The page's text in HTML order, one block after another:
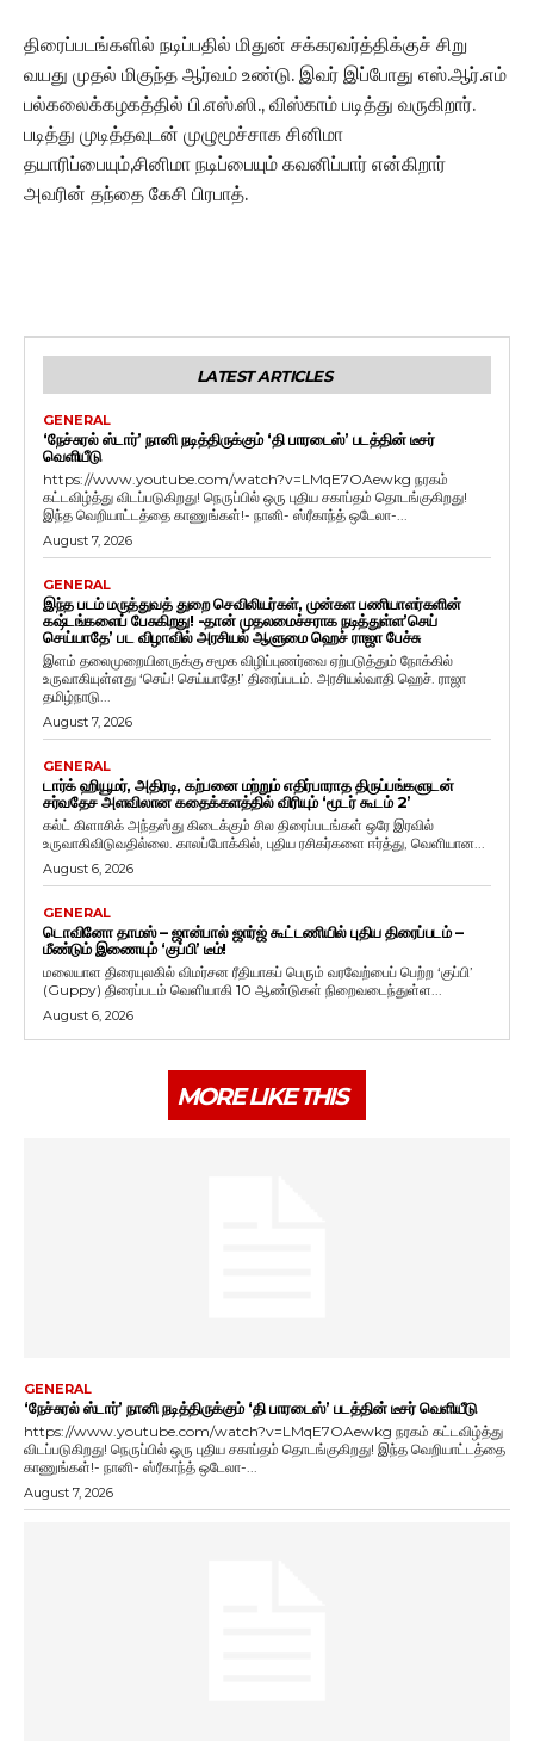
திரைப்படங்களில் நடிப்பதில் மிதுன் சக்கரவர்த்திக்குச் சிறு
வயது முதல் மிகுந்த ஆர்வம் உண்டு. இவர் இப்போது எஸ்.ஆர்.எம்
பல்கலைக்கழகத்தில் பி.எஸ்.ஸி., விஸ்காம் படித்து வருகிறார்.
படித்து முடித்தவுடன் முழுமூச்சாக சினிமா
தயாரிப்பையும்,சினிமா நடிப்பையும் கவனிப்பார் என்கிறார்
அவரின் தந்தை கேசி பிரபாத்.
LATEST ARTICLES
GENERAL
‘நேச்சுரல் ஸ்டார்’ நானி நடித்திருக்கும் ‘தி பாரடைஸ்’ படத்தின் டீசர்
வெளியீடு
https://www.youtube.com/watch?v=LMqE7OAewkg நரகம்
கட்டவிழ்த்து விடப்படுகிறது! நெருப்பில் ஒரு புதிய சகாப்தம் தொடங்குகிறது!
இந்த வெறியாட்டத்தை காணுங்கள்!- நானி- ஸ்ரீகாந்த் ஒடேலா-...
August 7, 2026
GENERAL
இந்த படம் மருத்துவத் துறை செவிலியர்கள், முன்கள பணியாளர்களின்
கஷ்டங்களைப் பேசுகிறது! -தான் முதலமைச்சராக நடித்துள்ள’செய்
செய்யாதே’ பட விழாவில் அரசியல் ஆளுமை ஹெச் ராஜா பேச்சு
இளம் தலைமுறையினருக்கு சமூக விழிப்புணர்வை ஏற்படுத்தும் நோக்கில்
உருவாகியுள்ளது ‘செய்! செய்யாதே!’ திரைப்படம். அரசியல்வாதி ஹெச். ராஜா
தமிழ்நாடு...
August 7, 2026
GENERAL
டார்க் ஹியூமர், அதிரடி, கற்பனை மற்றும் எதிர்பாராத திருப்பங்களுடன்
சர்வதேச அளவிலான கதைக்களத்தில் விரியும் ‘மூடர் கூடம் 2’
கல்ட் கிளாசிக் அந்தஸ்து கிடைக்கும் சில திரைப்படங்கள் ஒரே இரவில்
உருவாகிவிடுவதில்லை. காலப்போக்கில், புதிய ரசிகர்களை ஈர்த்து, வெளியான...
August 6, 2026
GENERAL
டொவினோ தாமஸ் – ஜான்பால் ஜார்ஜ் கூட்டணியில் புதிய திரைப்படம் –
மீண்டும் இணையும் ‘குப்பி’ டீம்!
மலையாள திரையுலகில் விமர்சன ரீதியாகப் பெரும் வரவேற்பைப் பெற்ற ‘குப்பி’
(Guppy) திரைப்படம் வெளியாகி 10 ஆண்டுகள் நிறைவடைந்துள்ள...
August 6, 2026
MORE LIKE THIS
GENERAL
‘நேச்சுரல் ஸ்டார்’ நானி நடித்திருக்கும் ‘தி பாரடைஸ்’ படத்தின் டீசர் வெளியீடு
https://www.youtube.com/watch?v=LMqE7OAewkg நரகம் கட்டவிழ்த்து
விடப்படுகிறது! நெருப்பில் ஒரு புதிய சகாப்தம் தொடங்குகிறது! இந்த வெறியாட்டத்தை
காணுங்கள்!- நானி- ஸ்ரீகாந்த் ஒடேலா-...
August 7, 2026